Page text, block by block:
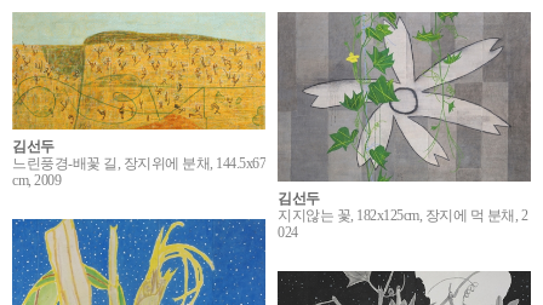
김선두
느린풍경-배꽃 길, 장지위에 분채, 144.5x67
cm, 2009
김선두
지지않는 꽃, 182x125cm, 장지에 먹 분채, 2
024